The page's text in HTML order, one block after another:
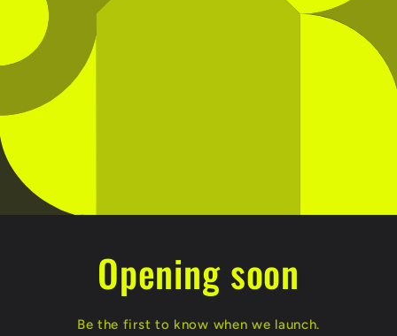
Opening soon
Be the first to know when we launch.